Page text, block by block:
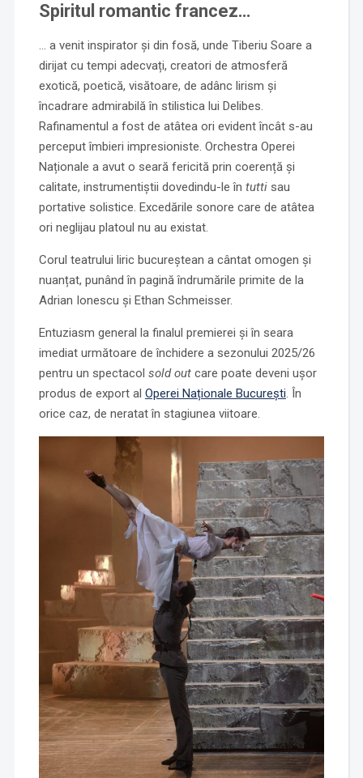
Spiritul romantic francez…
… a venit inspirator și din fosă, unde Tiberiu Soare a
dirijat cu tempi adecvați, creatori de atmosferă
exotică, poetică, visătoare, de adânc lirism și
încadrare admirabilă în stilistica lui Delibes.
Rafinamentul a fost de atâtea ori evident încât s-au
perceput îmbieri impresioniste. Orchestra Operei
Naționale a avut o seară fericită prin coerență și
calitate, instrumentiștii dovedindu-le în tuttisau
portative solistice. Excedările sonore care de atâtea
ori neglijau platoul nu au existat.
Corul teatrului liric bucureștean a cântat omogen și
nuanțat, punând în pagină îndrumările primite de la
Adrian Ionescu și Ethan Schmeisser.
Entuziasm general la finalul premierei și în seara
imediat următoare de închidere a sezonului 2025/26
pentru un spectacol sold outcare poate deveni ușor
produs de export al Operei Naționale București. În
orice caz, de neratat în stagiunea viitoare.